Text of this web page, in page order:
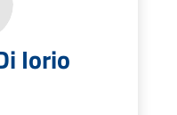
Iorio